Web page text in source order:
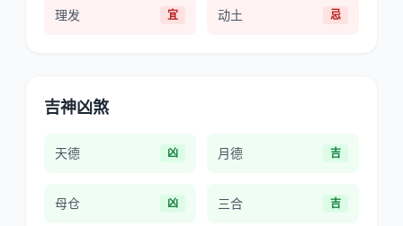
理发 宜 动土 忌
吉神凶煞
天德 凶 月德 吉
母仓 凶 三合 吉